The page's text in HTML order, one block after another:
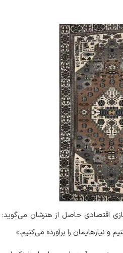
اقتصادی حاصل از هنرشان می‌گوید:
و نیازهایمان را برآورده می‌کنیم.
»